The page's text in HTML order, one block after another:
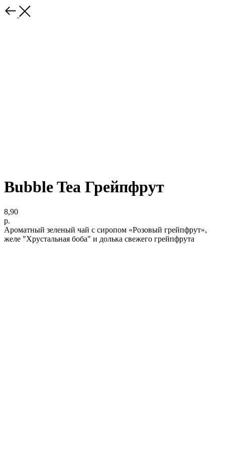
Bubble Tea Грейпфрут
8,90
р.
Ароматный зеленый чай с сиропом «Розовый грейпфрут»,
желе "Хрустальная боба" и долька свежего грейпфрута